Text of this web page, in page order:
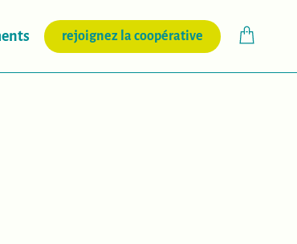
rejoignez la coopérative (nouvelle